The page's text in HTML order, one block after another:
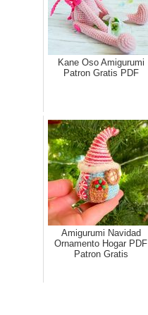
Kane Oso Amigurumi
Patron Gratis PDF
Amigurumi Navidad
Ornamento Hogar PDF
Patron Gratis